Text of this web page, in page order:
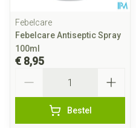
Febelcare
Febelcare Antiseptic Spray
100ml
€ 8,95
Bestel